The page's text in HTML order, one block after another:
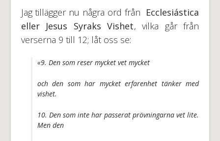
Jag tillägger nu några ord från Ecclesiástica
eller Jesus Syraks Vishet, vilka går från
verserna 9 till 12; låt oss se:
«9. Den som reser mycket vet mycket
och den som har mycket erfarenhet tänker med
vishet.
10. Den som inte har passerat prövningarna vet lite.
Men den